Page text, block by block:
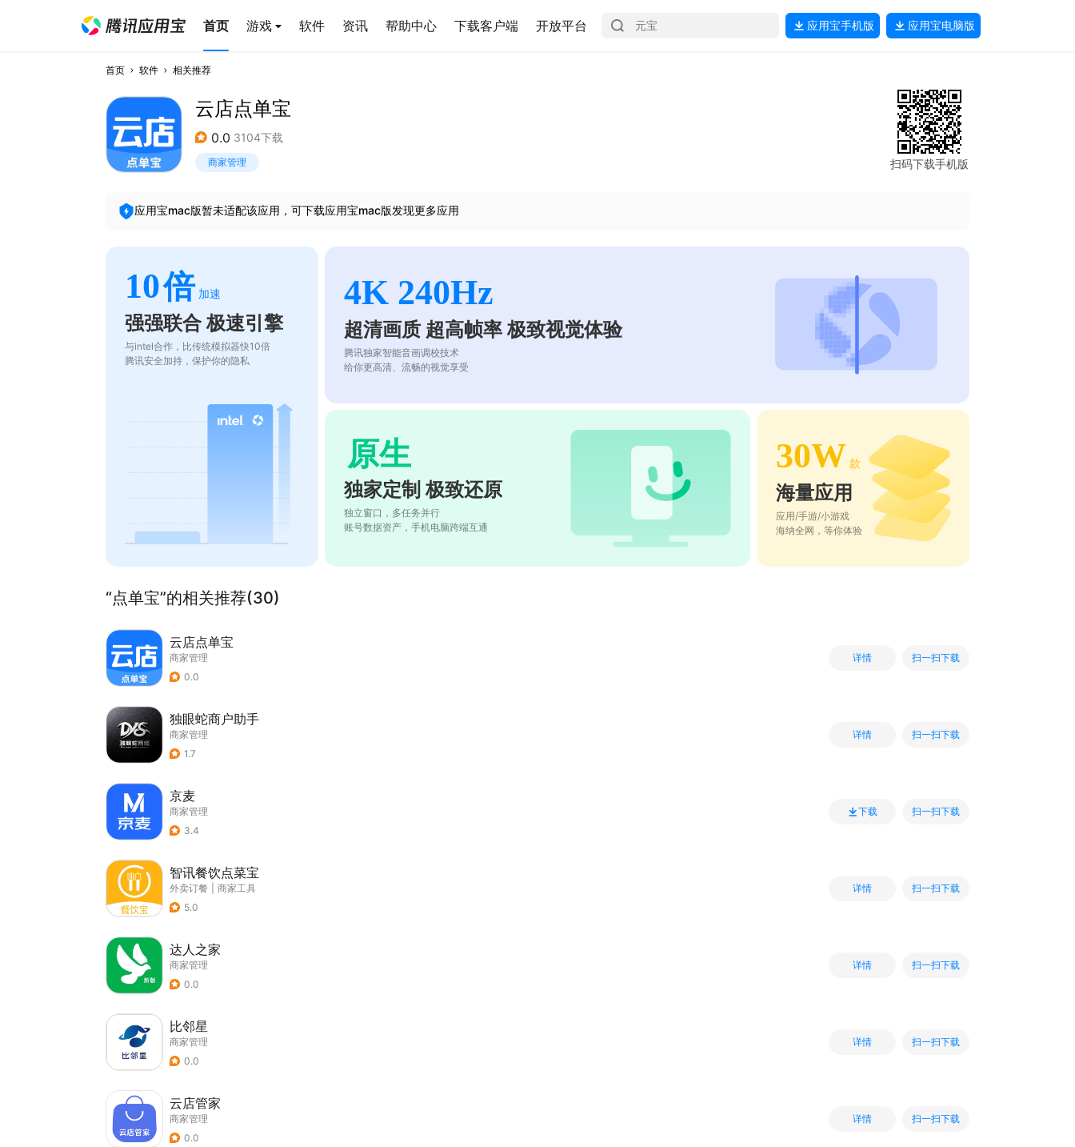
首页 游戏 软件 资讯 帮助中心 下载客户端 开放平台 应用宝手机版 应用宝电脑版
首页 软件 相关推荐
云店点单宝
0.0 3104下载
商家管理 扫码下载手机版
应用宝mac版暂未适配该应用，可下载应用宝mac版发现更多应用
10倍 加速
强强联合 极速引擎
与intel合作，比传统模拟器快10倍
腾讯安全加持，保护你的隐私
4K 240Hz
超清画质 超高帧率 极致视觉体验
腾讯独家智能音画调校技术
给你更高清、流畅的视觉享受
原生
独家定制 极致还原
独立窗口，多任务并行
账号数据资产，手机电脑跨端互通
30W 款
海量应用
应用/手游/小游戏
海纳全网，等你体验
“点单宝”的相关推荐(30)
云店点单宝
商家管理
0.0
详情 扫一扫下载
独眼蛇商户助手
商家管理
1.7
详情 扫一扫下载
京麦
商家管理
3.4
下载 扫一扫下载
智讯餐饮点菜宝
外卖订餐
商家工具
5.0
详情 扫一扫下载
达人之家
商家管理
0.0
详情 扫一扫下载
比邻星
商家管理
0.0
详情 扫一扫下载
云店管家
商家管理
0.0
详情 扫一扫下载